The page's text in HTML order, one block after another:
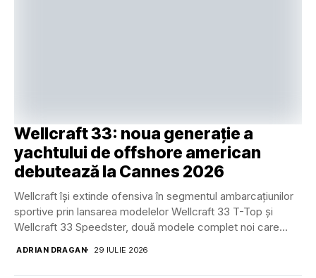
Wellcraft 33: noua generație a
yachtului de offshore american
debutează la Cannes 2026
Wellcraft își extinde ofensiva în segmentul ambarcațiunilor
sportive prin lansarea modelelor Wellcraft 33 T-Top și
Wellcraft 33 Speedster, două modele complet noi care...
ADRIAN DRAGAN 29 IULIE 2026